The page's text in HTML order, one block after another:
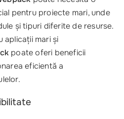
pentru proiecte mari, unde
și tipuri diferite de resurse.
aplicații mari și
poate oferi beneficii
eficientă a